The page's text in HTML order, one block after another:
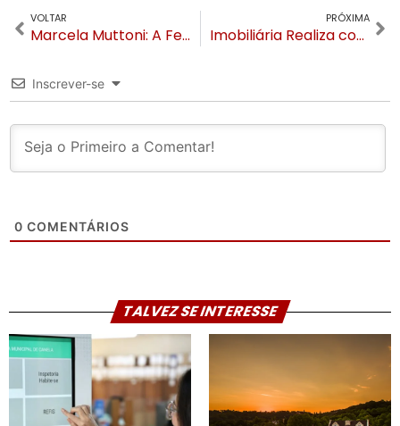
VOLTAR
Marcela Muttoni: A Feiúra da planta temperamental
PRÓXIMA
Imobiliária Realiza completa 25 anos de atuação em Gramado e Canela
Inscrever-se
0 COMENTÁRIOS
TALVEZ SE INTERESSE